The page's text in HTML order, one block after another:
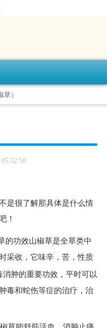
）
是很了解那具体是什么情
！
的功效山椒草是全草类中
采收，它味辛，苦，性质
消肿的重要功效，平时可以
毒和蛇伤等症的治疗，治